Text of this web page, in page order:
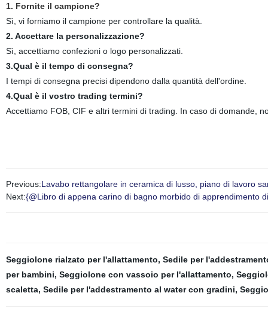
1. Fornite il campione?
Sì, vi forniamo il campione per controllare la qualità.
2. Accettare la personalizzazione?
Sì, accettiamo confezioni o logo personalizzati.
3.Qual è il tempo di consegna?
I tempi di consegna precisi dipendono dalla quantità dell'ordine.
4.Qual è il vostro trading termini?
Accettiamo FOB, CIF e altri termini di trading. In caso di domande,
Previous:Lavabo rettangolare in ceramica di lusso, piano di lavoro
Next:{@Libro di appena carino di bagno morbido di apprendimento
Seggiolone rialzato per l'allattamento, Sedile per
per bambini, Seggiolone con vassoio per l'allattamento,
scaletta, Sedile per l'addestramento al water con gradini,